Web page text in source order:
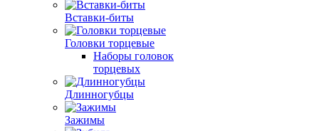
Вставки-биты
Головки торцевые
Наборы головок
торцевых
Длинногубцы
Зажимы